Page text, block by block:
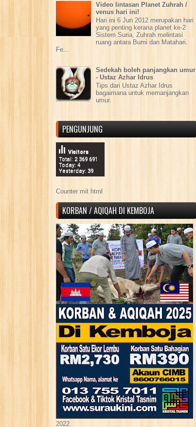
Video lintasan Planet Zuhrah /
venus hari ini!
Hari ini 6 Jun 2012 merupakan hari
yang penting kerana planet ke-2
Sistem Suria, Zuhrah melintasi
ruang antara Bumi dan Matahari.
Fe...
Sedekah boleh panjangkan umur
- Ustaz Azhar Idrus
Tips dari Ustaz Azhar Idrus
bagaimana untuk memanjangkan
umur.
PENGUNJUNG
Total: 2 369 691
Today: 4
Yesterday: 39
Visitors
Counter mit html
KORBAN / AQIQAH DI KEMBOJA
2022